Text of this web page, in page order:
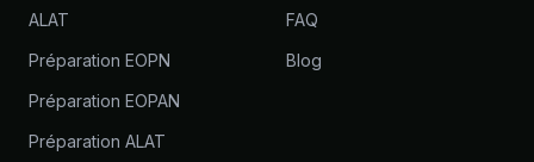
ALAT
Préparation EOPN
Préparation EOPAN
Préparation ALAT
FAQ
Blog